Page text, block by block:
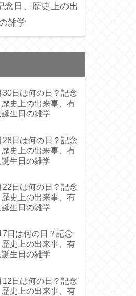
念日、歴史上の出
雑学
30日は何の日？記念
歴史上の出来事、有
生日の雑学
26日は何の日？記念
歴史上の出来事、有
生日の雑学
22日は何の日？記念
歴史上の出来事、有
生日の雑学
日は何の日？記念
歴史上の出来事、有
生日の雑学
12日は何の日？記念
歴史上の出来事、有